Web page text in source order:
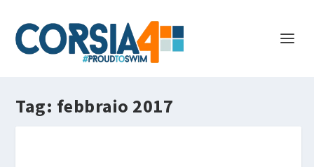
Tag: febbraio 2017